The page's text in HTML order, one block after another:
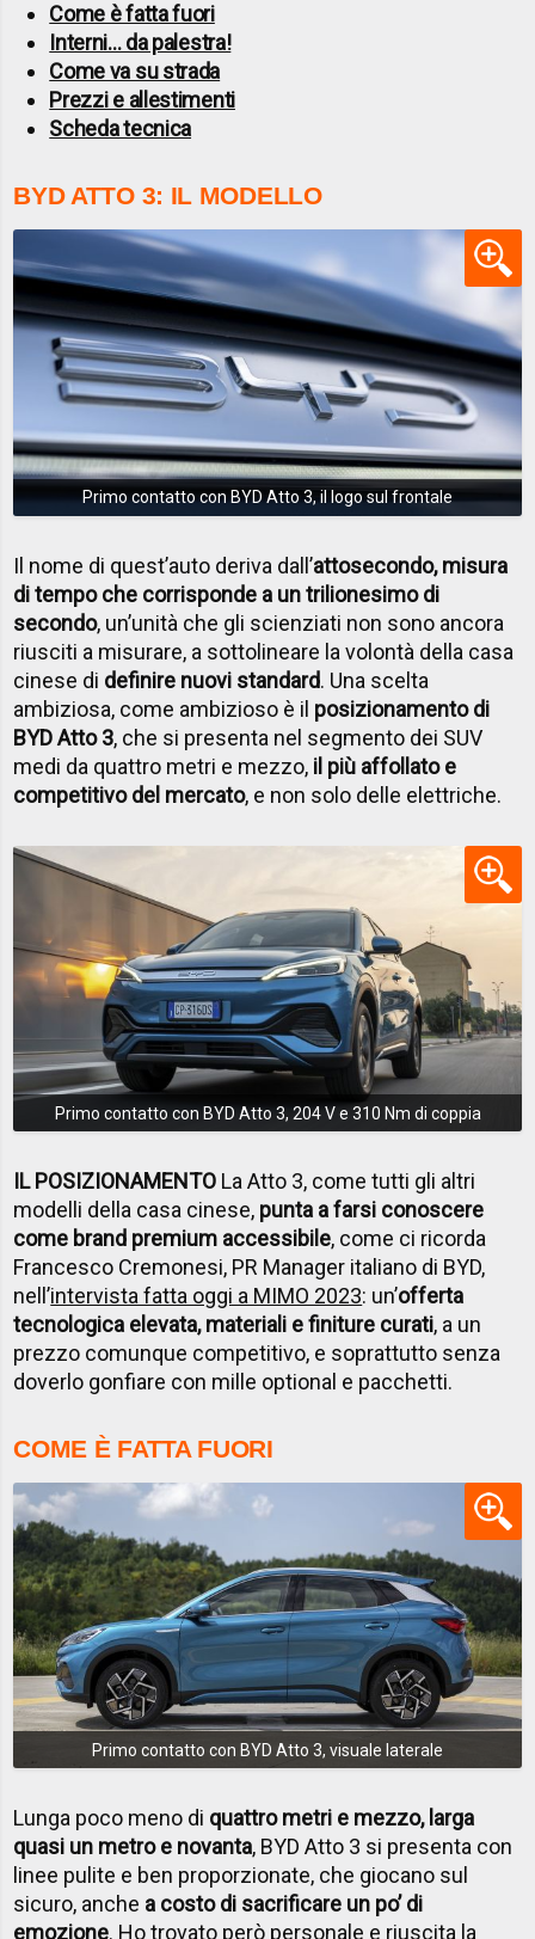
Come è fatta fuori
Interni... da palestra!
Come va su strada
Prezzi e allestimenti
Scheda tecnica
BYD ATTO 3: IL MODELLO
Primo contatto con BYD Atto 3, il logo sul frontale
Il nome di quest’auto deriva dall’attosecondo, misura
di tempo che corrisponde a un trilionesimo di
secondo, un’unità che gli scienziati non sono ancora
riusciti a misurare, a sottolineare la volontà della casa
cinese di definire nuovi standard. Una scelta
ambiziosa, come ambizioso è il posizionamento di
BYD Atto 3, che si presenta nel segmento dei SUV
medi da quattro metri e mezzo, il più affollato e
competitivo del mercato, e non solo delle elettriche.
Primo contatto con BYD Atto 3, 204 V e 310 Nm di coppia
IL POSIZIONAMENTO La Atto 3, come tutti gli altri
modelli della casa cinese, punta a farsi conoscere
come brand premium accessibile, come ci ricorda
Francesco Cremonesi, PR Manager italiano di BYD,
nell’intervista fatta oggi a MIMO 2023: un’offerta
tecnologica elevata, materiali e finiture curati, a un
prezzo comunque competitivo, e soprattutto senza
doverlo gonfiare con mille optional e pacchetti.
COME È FATTA FUORI
Primo contatto con BYD Atto 3, visuale laterale
Lunga poco meno di quattro metri e mezzo, larga
quasi un metro e novanta, BYD Atto 3 si presenta con
linee pulite e ben proporzionate, che giocano sul
sicuro, anche a costo di sacrificare un po’ di
emozione. Ho trovato però personale e riuscita la